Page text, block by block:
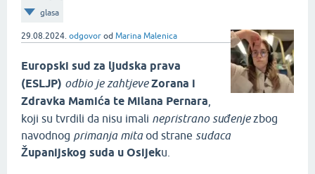
glasa
29.08.2024. odgovor od Marina Malenica
Europski sud za ljudska prava
(ESLJP) odbio je zahtjeveZorana i
Zdravka Mamića te Milana Pernara
koji su tvrdili da nisu imali nepristrano suđenjezbog
navodnog primanja mitaod strane sudaca
Županijskog suda u Osijeku.